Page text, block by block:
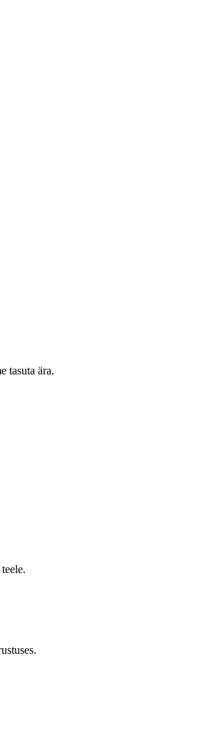
tasuta ära.